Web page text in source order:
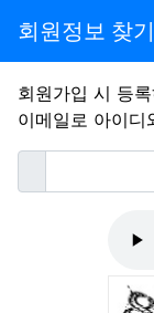
회원정보 찾기
회원가입 시 등
이메일로 아이디